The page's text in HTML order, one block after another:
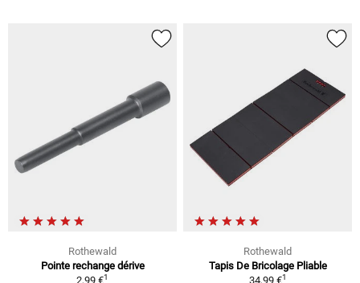
Rothewald
Pointe rechange dérive
2,99 €1
Rothewald
Tapis De Bricolage Pliable
34,99 €1